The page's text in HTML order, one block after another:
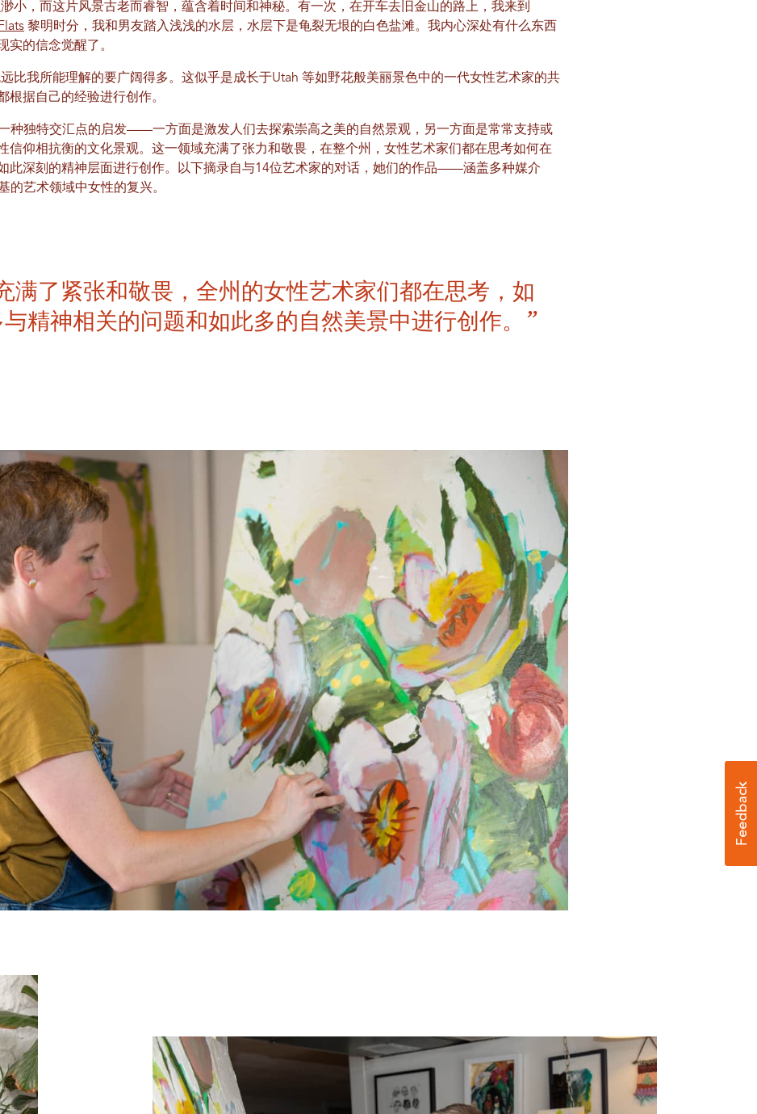
小，而这片风景古老而睿智，蕴含着时间和神秘。有一次，在开车去旧金山的路上，我来到
黎明时分，我和男友踏入浅浅的水层，水层下是龟裂无垠的白色盐滩。我内心深处有什么东西
实的信念觉醒了。
比我所能理解的要广阔得多。这似乎是成长于Utah 等如野花般美丽景色中的一代女性艺术家的共
根据自己的经验进行创作。
种独特交汇点的启发——一方面是激发人们去探索崇高之美的自然景观，另一方面是常常支持或
信仰相抗衡的文化景观。这一领域充满了张力和敬畏，在整个州，女性艺术家们都在思考如何在
此深刻的精神层面进行创作。以下摘录自与14位艺术家的对话，她们的作品——涵盖多种媒介
艺术领域中女性的复兴。
满了紧张和敬畏，全州的女性艺术家们都在思考，如
精神相关的问题和如此多的自然美景中进行创作。”